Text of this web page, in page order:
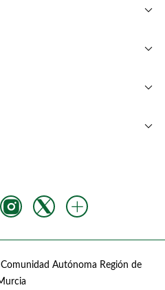
keyboard_arrow_down
keyboard_arrow_down
keyboard_arrow_down
keyboard_arrow_down